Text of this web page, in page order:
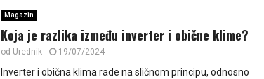
Magazin
Koja je razlika između inverter i obične klime?
od Urednik 19/07/2024
Inverter i obična klima rade na sličnom principu, odnosno